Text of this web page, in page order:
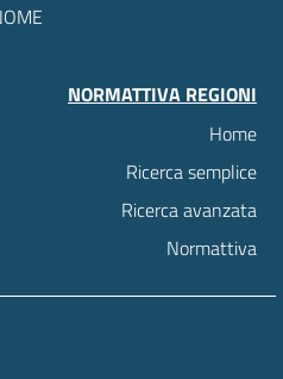
NORMATTIVA REGIONI
Home
Ricerca semplice
Ricerca avanzata
Normattiva